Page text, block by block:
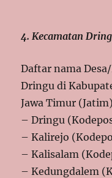
4. Kecamatan
Daftar nama
Dringu di
Jawa Timur
– Dringu
– Kalirejo
– Kalisalam
– Kedungdalem